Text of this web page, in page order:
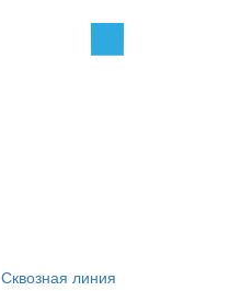
Сквозная линия